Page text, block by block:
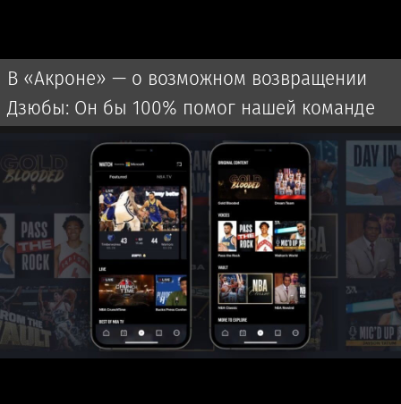
В «Акроне» — о возможном возвращении
Дзюбы: Он бы 100% помог нашей команде